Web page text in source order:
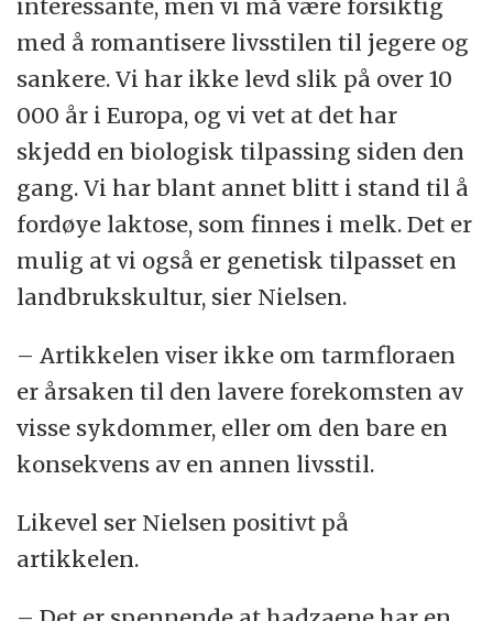
interessante, men vi må være forsiktig
med å romantisere livsstilen til jegere og
sankere. Vi har ikke levd slik på over 10
000 år i Europa, og vi vet at det har
skjedd en biologisk tilpassing siden den
gang. Vi har blant annet blitt i stand til å
fordøye laktose, som finnes i melk. Det er
mulig at vi også er genetisk tilpasset en
landbrukskultur, sier Nielsen.
– Artikkelen viser ikke om tarmfloraen
er årsaken til den lavere forekomsten av
visse sykdommer, eller om den bare en
konsekvens av en annen livsstil.
Likevel ser Nielsen positivt på
artikkelen.